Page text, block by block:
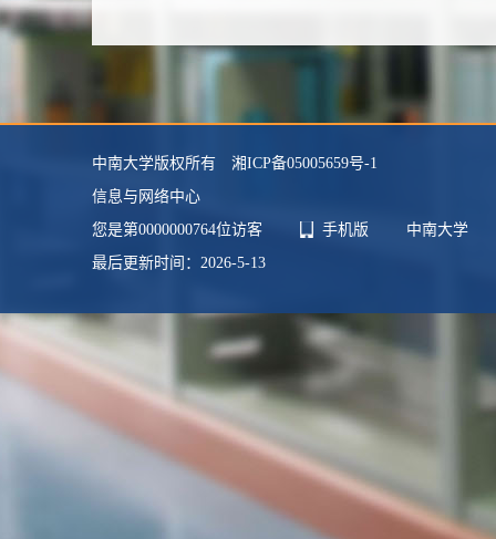
学位：博士学位
毕业院校：香港城市大学
中南大学版权所有 湘ICP备05005659号-1
信息与网络中心
您是第0000000764位访客 手机版
中南大学
最后更新时间： 2026-5-13